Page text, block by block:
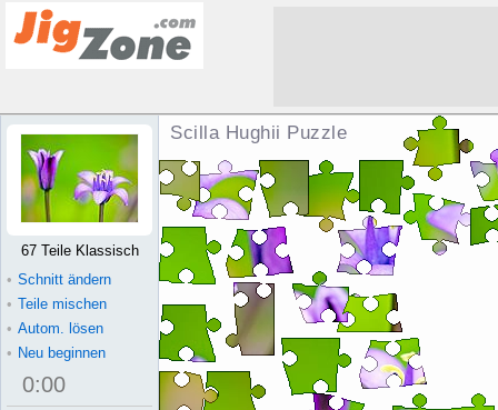
Scilla Hughii Puzzle
67 Teile Klassisch
• Schnitt ändern
• Teile mischen
• Autom. lösen
• Neu beginnen
0:00